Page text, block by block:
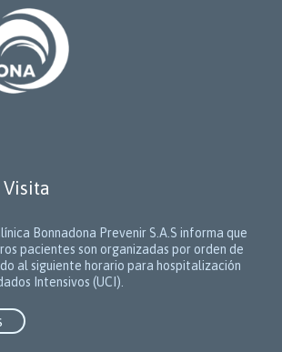
Bonnadona Prevenir S.A.S informa que
pacientes son organizadas por orden de
al siguiente horario para hospitalización
Intensivos (UCI).